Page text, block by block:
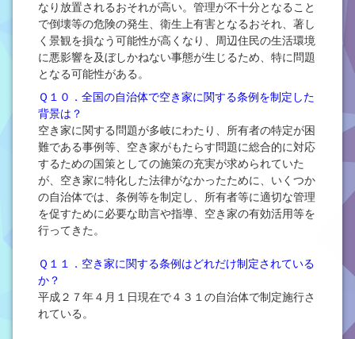
なり放置されるおそれが高い。管理が不十分となること
で倒壊等の危険の発生、衛生上有害となるおそれ、著し
く景観を損なう可能性が高くなり、周辺住民の生活環境
に悪影響を及ぼしかねない事態が生じるため、特に問題
となる可能性がある。
Ｑ１０．全国の自治体で空き家に関する条例を制定した
背景は？
空き家に関する問題が多岐にわたり、所有者の特定が困
難である事例等、空き家がもたらす問題に総合的に対応
するための国策としての施策の充実が求められていた
が、空き家に特化した法律がなかったために、いくつか
の自治体では、条例等を制定し、所有者等に適切な管理
を促すために必要な助言や指導、空き家の有効活用等を
行ってきた。
Ｑ１１．空き家に関する条例はどれだけ制定されている
か？
平成２７年４月１日現在で４３１の自治体で制定施行さ
れている。